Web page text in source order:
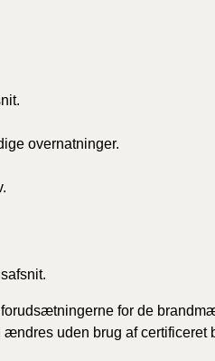
overnatninger.
for de
uden brug af certificeret